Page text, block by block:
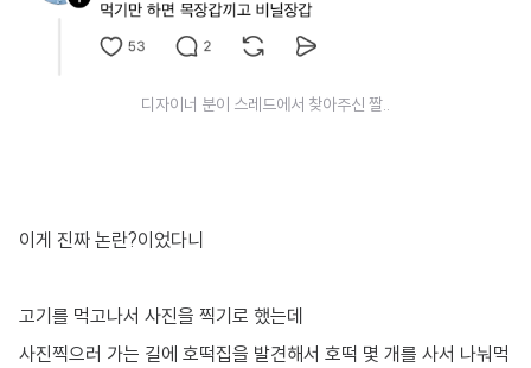
디자이너 분이 스레드에서 찾아주신 짤..
이게 진짜 논란?이었다니
고기를 먹고나서 사진을 찍기로 했는데
사진찍으러 가는 길에 호떡집을 발견해서 호떡 몇 개를 사서 나눠먹